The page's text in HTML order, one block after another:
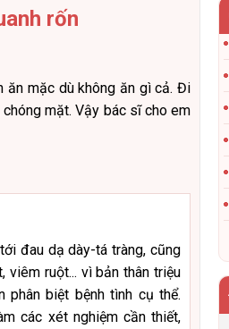
rốn
ăn mặc dù không ăn gì cả. Đi
mặt. Vậy bác sĩ cho em
đau dạ dày-tá tràng, cũng
viêm ruột... vì bản thân triệu
phân biệt bệnh tình cụ thể.
các xét nghiệm cần thiết,